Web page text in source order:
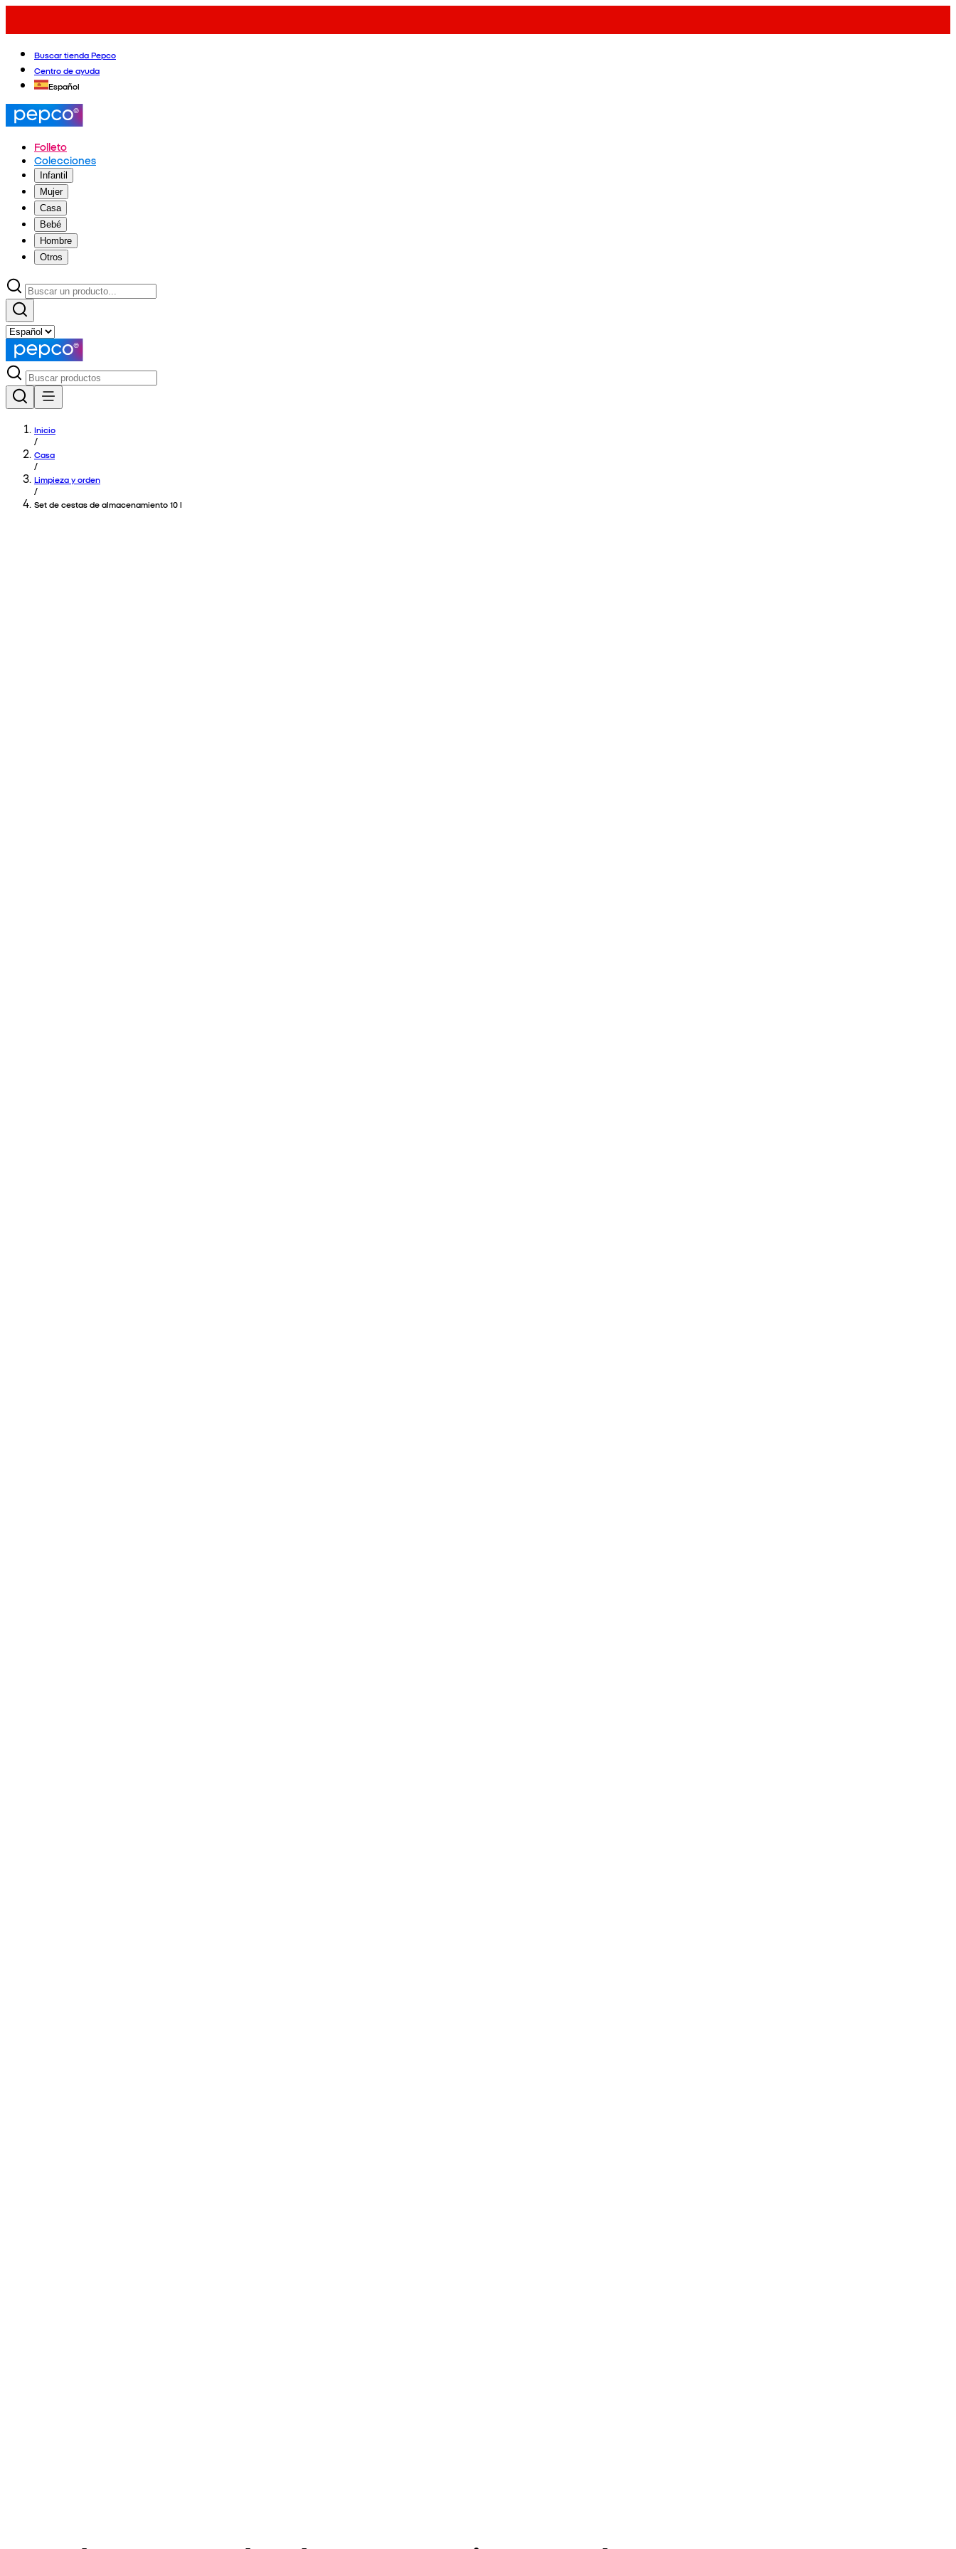
Buscar tienda Pepco
Centro de ayuda
Español
Folleto
Colecciones
Infantil
Mujer
Casa
Bebé
Hombre
Otros
Inicio
/
Casa
/
Limpieza y orden
/
Set de cestas de almacenamiento 10 l